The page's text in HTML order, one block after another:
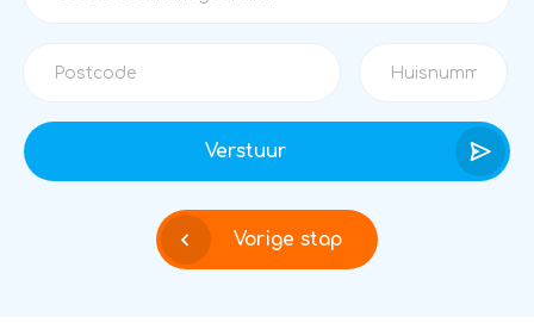
Verstuur
Vorige stap